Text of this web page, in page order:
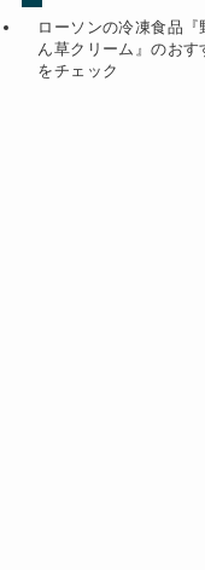
ローソンの冷凍食品
ん草クリーム』のお
をチェック